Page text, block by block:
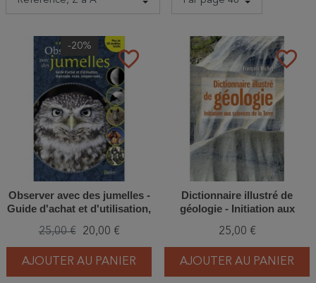
favorite_border
-20%
Observer avec des jumelles -
Guide d'achat et d'utilisation,
vues...
25,00 € 20,00 €
AJOUTER AU PANIER
favorite_border
Dictionnaire illustré de
géologie - Initiation aux
25,00 €
AJOUTER AU PANIER